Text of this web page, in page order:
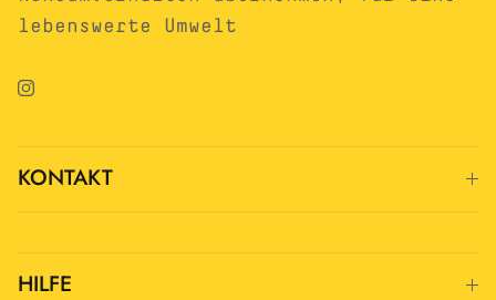
lebenswerte Umwelt
Instagram
KONTAKT
HILFE